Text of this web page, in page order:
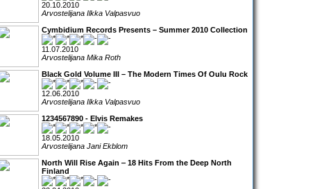
20.10.2010
Arvostelijana Ilkka Valpasvuo
Cymbidium Records Presents – Summer 2010 Collection
11.07.2010
Arvostelijana Mika Roth
Black Gold Volume III – The Modern Times Of Oulu Rock
12.06.2010
Arvostelijana Ilkka Valpasvuo
1234567890 - Elvis Remakes
18.05.2010
Arvostelijana Jani Ekblom
North Will Rise Again ‒ 18 Hits From the Deep North
Finland